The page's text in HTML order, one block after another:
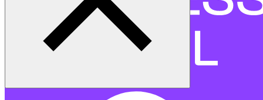
Programas focalizados
Fintech
Curso en Creación, lanzamiento y venta de una FinTech